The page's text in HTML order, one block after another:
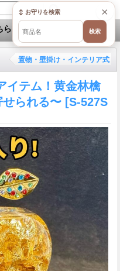
ら お問い合せ
置物・壁掛け・インテリア式
イテム！黄金林檎
られる〜 [S-527S
×
↕ お守りを検索
検索